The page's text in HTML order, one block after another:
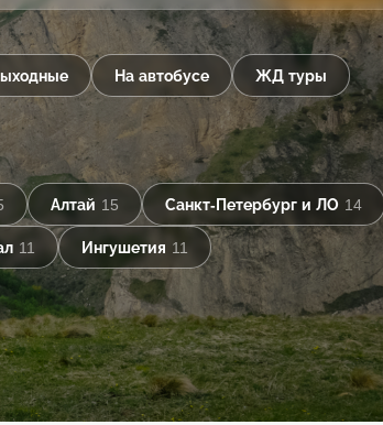
На автобусе ЖД туры
Алтай 15 Санкт-Петербург и ЛО 14
11 Ингушетия 11